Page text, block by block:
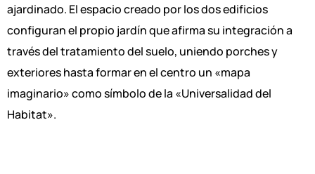
ajardinado. El espacio creado por los dos edificios
configuran el propio jardín que afirma su integración a
través del tratamiento del suelo, uniendo porches y
exteriores hasta formar en el centro un «mapa
imaginario» como símbolo de la «Universalidad del
Habitat».